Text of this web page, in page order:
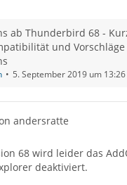
ab Thunderbird 68 -
und
5. September 2019 um 13:26
andersratte
68 wird leider das
deaktiviert.